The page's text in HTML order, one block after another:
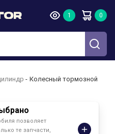
Колесный тормозной
позволяет
те запчасти,